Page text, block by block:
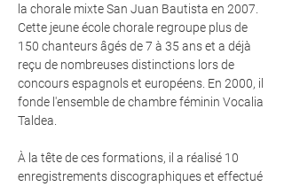
la chorale mixte San Juan Bautista en 2007.
Cette jeune école chorale regroupe plus de
150 chanteurs âgés de 7 à 35 ans et a déjà
reçu de nombreuses distinctions lors de
concours espagnols et européens. En 2000, il
fonde l'ensemble de chambre féminin Vocalia
Taldea.
À la tête de ces formations, il a réalisé 10
enregistrements discographiques et effectué